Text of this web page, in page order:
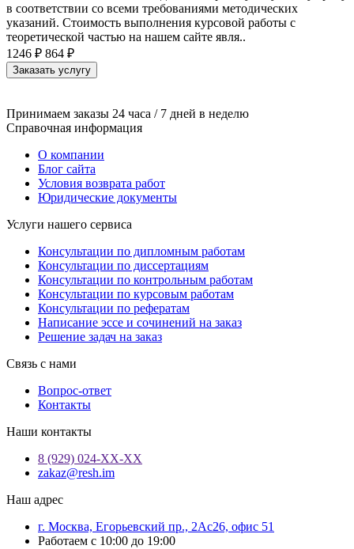
в соответствии со всеми требованиями методических
указаний. Стоимость выполнения курсовой работы с
теоретической частью на нашем сайте явля..
1246 ₽ 864 ₽
Заказать услугу
Принимаем заказы 24 часа / 7 дней в неделю
Справочная информация
О компании
Блог сайта
Условия возврата работ
Юридические документы
Услуги нашего сервиса
Консультации по дипломным работам
Консультации по диссертациям
Консультации по контрольным работам
Консультации по курсовым работам
Консультации по рефератам
Написание эссе и сочинений на заказ
Решение задач на заказ
Связь с нами
Вопрос-ответ
Контакты
Наши контакты
8 (929) 024-ХХ-ХХ
zakaz@resh.im
Наш адрес
г. Москва, Егорьевский пр., 2Ас26, офис 51
Работаем с 10:00 до 19:00